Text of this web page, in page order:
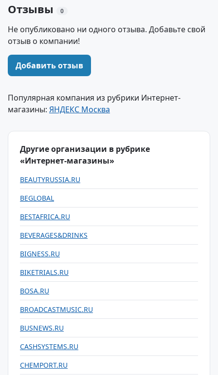
Отзывы 0
Не опубликовано ни одного отзыва. Добавьте свой
отзыв о компании!
Добавить отзыв
Популярная компания из рубрики Интернет-
магазины: ЯНДЕКС Москва
Другие организации в рубрике
«Интернет-магазины»
BEAUTYRUSSIA.RU
BEGLOBAL
BESTAFRICA.RU
BEVERAGES&DRINKS
BIGNESS.RU
BIKETRIALS.RU
BOSA.RU
BROADCASTMUSIC.RU
BUSNEWS.RU
CASHSYSTEMS.RU
CHEMPORT.RU